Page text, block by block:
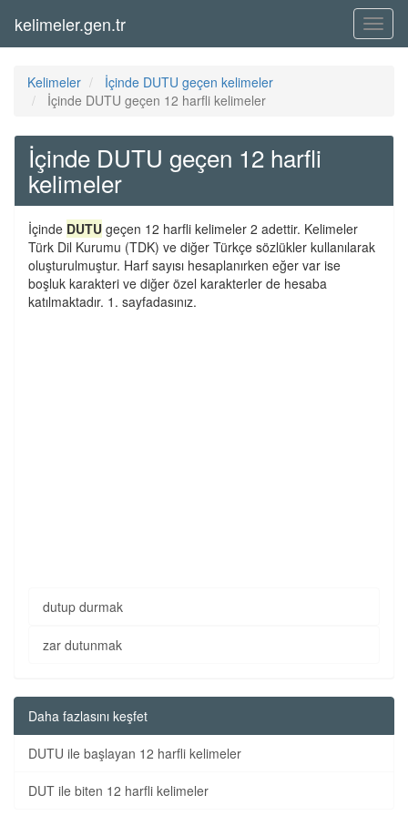
Menü
kelimeler.gen.tr
Kelimeler
İçinde DUTU geçen kelimeler
İçinde DUTU geçen 12 harfli kelimeler
İçinde DUTU geçen 12 harfli
kelimeler
İçinde DUTU geçen 12 harfli kelimeler 2 adettir. Kelimeler
Türk Dil Kurumu (TDK) ve diğer Türkçe sözlükler kullanılarak
oluşturulmuştur. Harf sayısı hesaplanırken eğer var ise
boşluk karakteri ve diğer özel karakterler de hesaba
katılmaktadır. 1. sayfadasınız.
dutup durmak
zar dutunmak
Daha fazlasını keşfet
DUTU ile başlayan 12 harfli kelimeler
DUT ile biten 12 harfli kelimeler